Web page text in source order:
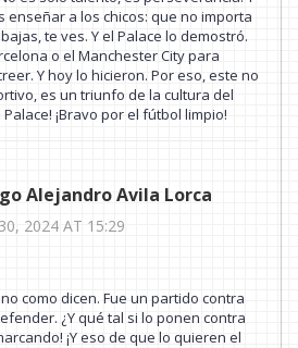
enseñar a los chicos: que no importa
te ves. Y el Palace lo demostró.
o el Manchester City para
Y hoy lo hicieron. Por eso, este no
es un triunfo de la cultura del
¡Bravo por el fútbol limpio!
Alejandro Avila Lorca
2024 AT 15:29
como dicen. Fue un partido contra
¿Y qué tal si lo ponen contra
¡Y eso de que lo quieren el